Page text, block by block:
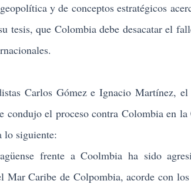
y de conceptos estratégicos
tesis, que Colombia debe desacatar el
Carlos Gómez e Ignacio Martínez,
condujo el proceso contra Colombia en
lo siguiente:
frente a Coolmbia ha sido
Mar Caribe de Colpombia, acorde con